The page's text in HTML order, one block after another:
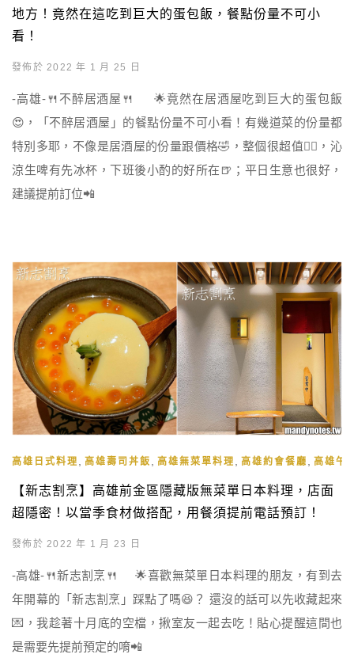
地方！竟然在這吃到巨大的蛋包飯，餐點份量不可小
看！
發佈於 2022 年 1 月 25 日
-高雄-🍴不醉居酒屋🍴 🌟竟然在居酒屋吃到巨大的蛋包飯
😍，「不醉居酒屋」的餐點份量不可小看！有幾道菜的份量都
特別多耶，不像是居酒屋的份量跟價格🤣，整個很超值👍🏻，沁
涼生啤有先冰杯，下班後小酌的好所在🍺；平日生意也很好，
建議提前訂位📲
高雄日式料理 高雄壽司丼飯 高雄無菜單料理 高雄約會餐廳 高雄午
【新志割烹】高雄前金區隱藏版無菜單日本料理，店面
超隱密！以當季食材做搭配，用餐須提前電話預訂！
發佈於 2022 年 1 月 23 日
-高雄-🍴新志割烹🍴 🌟喜歡無菜單日本料理的朋友，有到去
年開幕的「新志割烹」踩點了嗎😆？ 還沒的話可以先收藏起來
💌，我趁著十月底的空檔，揪室友一起去吃！貼心提醒這間也
是需要先提前預定的唷📲